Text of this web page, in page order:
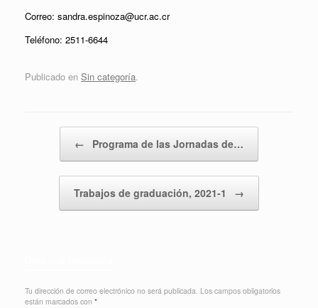
Correo: sandra.espinoza@ucr.ac.cr
Teléfono: 2511-6644
Publicado en Sin categoría.
← Programa de las Jornadas de…
Trabajos de graduación, 2021-1 →
Tu dirección de correo electrónico no será publicada. Los campos obligatorios
están marcados con *